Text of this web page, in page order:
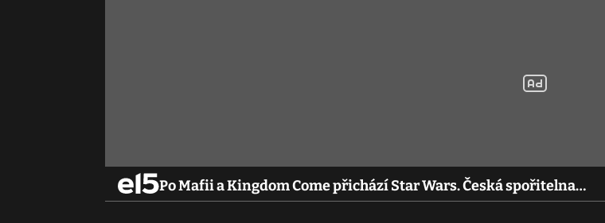
Po Mafii a Kingdom Come přichází Star Wars. Česká spořitelna…